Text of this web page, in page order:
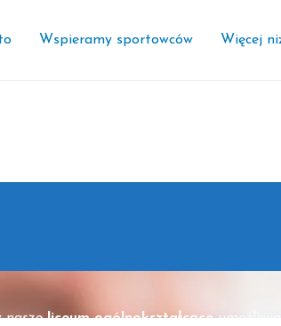
Wspieramy sportowców Więcej
naszeliceum ogólnokształcąceumożliwia